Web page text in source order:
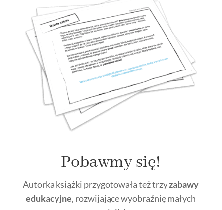
Pobawmy się!
Autorka książki przygotowała też trzyzabawy
edukacyjne, rozwijające wyobraźnię małych